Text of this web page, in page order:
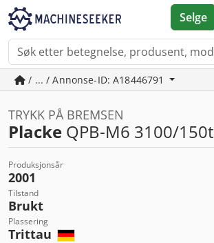
Selge
/ ... / Annonse-ID: A18446791
TRYKK PÅ BREMSEN
Placke QPB-M6 3100/150t
Produksjonsår
2001
Tilstand
Brukt
Plassering
Trittau